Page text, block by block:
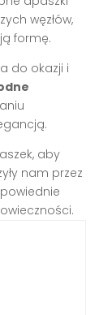
węzłów,
formę.
do okazji i
aby
nam przez